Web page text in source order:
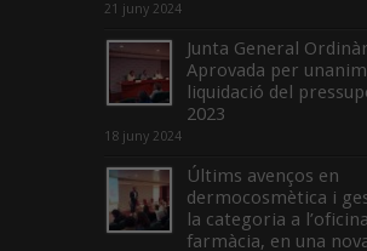
21 juny 2024
Junta General
Aprovada per
liquidació del
2023
18 juny 2024
Últims avenços en
dermocosmètica i
la categoria a
farmàcia, en una